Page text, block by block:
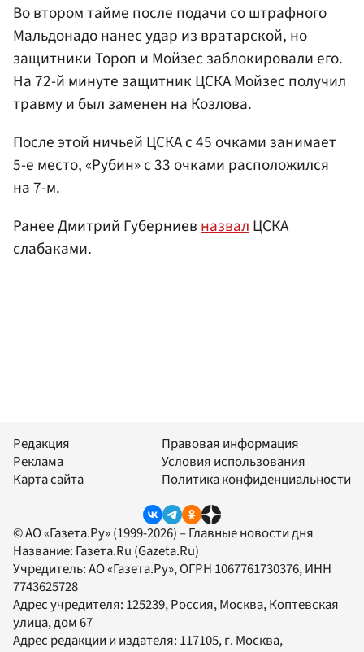
Во втором тайме после подачи со штрафного
Мальдонадо нанес удар из вратарской, но
защитники Тороп и Мойзес заблокировали его.
На 72-й минуте защитник ЦСКА Мойзес получил
травму и был заменен на Козлова.
После этой ничьей ЦСКА с 45 очками занимает
5-е место, «Рубин» с 33 очками расположился
на 7-м.
Ранее Дмитрий ГуберниевназвалЦСКА
слабаками.
Редакция
Реклама
Карта сайта
Правовая информация
Условия использования
Политика конфиденциальности
© АО «Газета.Ру» (1999-2026) – Главные новости дня
Название: Газета.Ru (Gazeta.Ru)
Учредитель:АО «Газета.Ру», ОГРН 1067761730376, ИНН
7743625728
Адрес учредителя: 125239, Россия, Москва, Коптевская
улица, дом 67
Адрес редакции и издателя: 117105, г. Москва,